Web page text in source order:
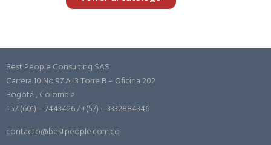
Best People Consulting SAS
Carrera 10 No 97 A 13 Torre B – Oficina 202
Bogotá , Colombia
+57 (601) – 7443426 / +(57) – 3332884346
contacto@bestpeople.com.co